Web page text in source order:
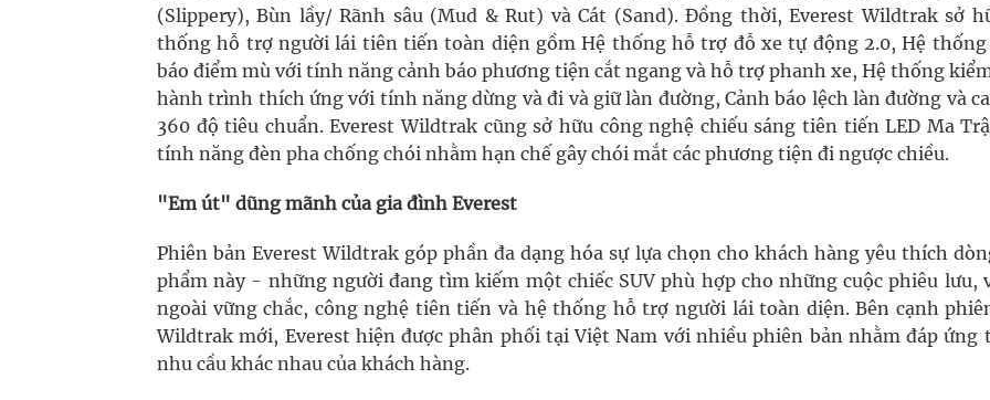
(Slippery), Bùn lầy/ Rãnh sâu (Mud & Rut) và Cát (Sand). Đồng thời, Everest Wildtrak sở
thống hỗ trợ người lái tiên tiến toàn diện gồm Hệ thống hỗ trợ đỗ xe tự động 2.0, Hệ thống
báo điểm mù với tính năng cảnh báo phương tiện cắt ngang và hỗ trợ phanh xe, Hệ thống
hành trình thích ứng với tính năng dừng và đi và giữ làn đường, Cảnh báo lệch làn đường và
360 độ tiêu chuẩn. Everest Wildtrak cũng sở hữu công nghệ chiếu sáng tiên tiến LED Ma
tính năng đèn pha chống chói nhằm hạn chế gây chói mắt các phương tiện đi ngược chiều.
"Em út" dũng mãnh của gia đình Everest
Phiên bản Everest Wildtrak góp phần đa dạng hóa sự lựa chọn cho khách hàng yêu thích
phẩm này - những người đang tìm kiếm một chiếc SUV phù hợp cho những cuộc phiêu lưu,
ngoài vững chắc, công nghệ tiên tiến và hệ thống hỗ trợ người lái toàn diện. Bên cạnh
Wildtrak mới, Everest hiện được phân phối tại Việt Nam với nhiều phiên bản nhằm đáp ứng
nhu cầu khác nhau của khách hàng.